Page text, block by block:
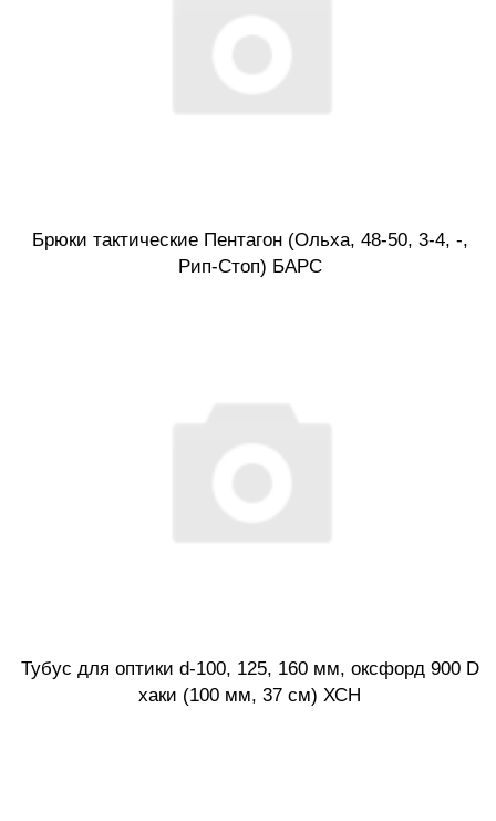
Брюки тактические Пентагон (Ольха, 48-50, 3-4, -,
Рип-Стоп) БАРС
Тубус для оптики d-100, 125, 160 мм, оксфорд 900 D
хаки (100 мм, 37 см) ХСН